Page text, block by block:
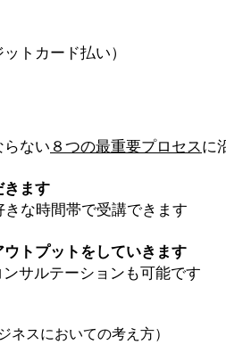
トカード払い）
らない ８つの最重要プロセスに
ます
な時間帯で受講できます
トプットをしていきます
サルテーションも可能です
ネスにおいての考え方）